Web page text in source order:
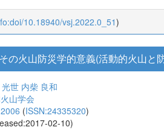
10.18940/vsj.2022.0_51)
の火山防災学的意義(活動的火山と
世 内柴 良和
山学会
(ISSN:24335320)
02-10)